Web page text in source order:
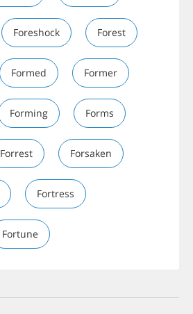
Foreshock Forest
Formed Former
Forming Forms
Forrest Forsaken
Fortress
Fortune